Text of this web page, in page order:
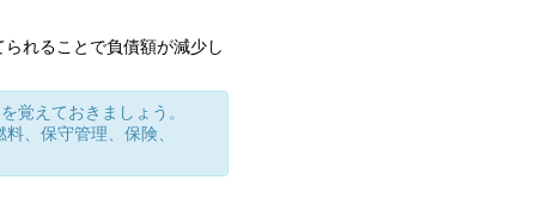
れることで負債額が減少し
覚えておきましょう。
、保守管理、保険、